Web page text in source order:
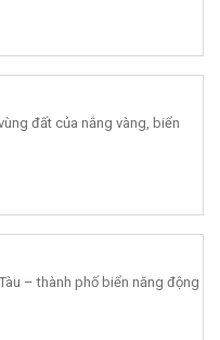
đất của nắng vàng, biển
– thành phố biển năng động